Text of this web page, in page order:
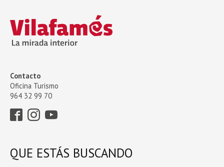
Contacto
Oficina Turismo
964 32 99 70
QUE ESTÁS BUSCANDO